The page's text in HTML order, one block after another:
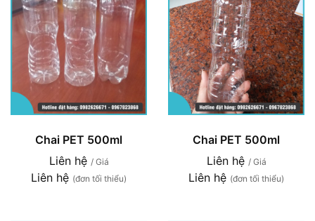
Chai PET 500ml
Liên hệ / Giá
Liên hệ (đơn tối thiểu)
Chai PET 500ml
Liên hệ / Giá
Liên hệ (đơn tối thiểu)